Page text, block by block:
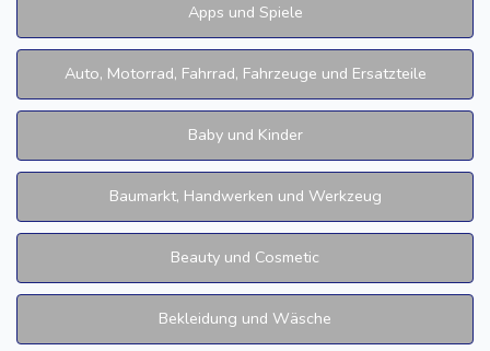
Apps und Spiele
Auto, Motorrad, Fahrrad, Fahrzeuge und Ersatzteile
Baby und Kinder
Baumarkt, Handwerken und Werkzeug
Beauty und Cosmetic
Bekleidung und Wäsche